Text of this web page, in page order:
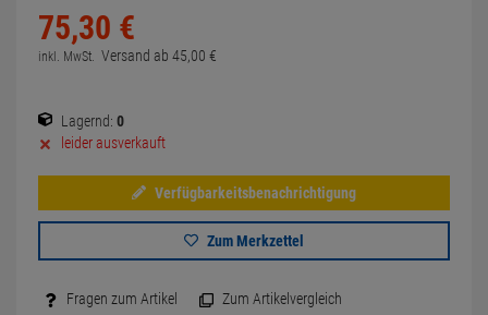
75,30 €
inkl. MwSt. Versand ab 45,00 €
Lagernd: 0
leider ausverkauft
Verfügbarkeitsbenachrichtigung
Zum Merkzettel
Fragen zum Artikel Zum Artikelvergleich